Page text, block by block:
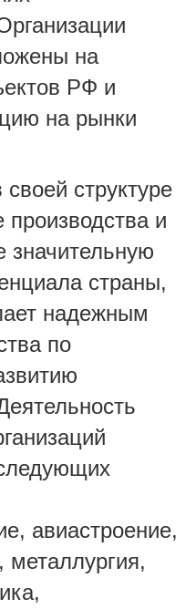
на
РФ и
на рынки
структуре
и
значительную
страны,
надежным
по
авиастроение,
металлургия,